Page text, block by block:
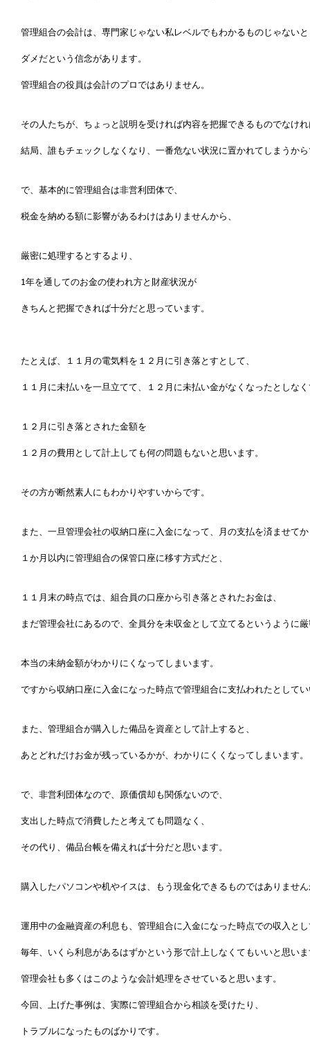
管理組合の会計は、専門家じゃない私レベルでもわかるものじゃないと
ダメだという信念があります。
管理組合の役員は会計のプロではありません。
その人たちが、ちょっと説明を受ければ内容を把握できるものでなけ
結局、誰もチェックしなくなり、一番危ない状況に置かれてしまうか
で、基本的に管理組合は非営利団体で、
税金を納める額に影響があるわけはありませんから、
厳密に処理するとするより、
1年を通してのお金の使われ方と財産状況が
きちんと把握できれば十分だと思っています。
たとえば、１１月の電気料を１２月に引き落とすとして、
１１月に未払いを一旦立てて、１２月に未払い金がなくなったとしな
１２月に引き落とされた金額を
１２月の費用として計上しても何の問題もないと思います。
その方が断然素人にもわかりやすいからです。
また、一旦管理会社の収納口座に入金になって、月の支払を済ませて
１か月以内に管理組合の保管口座に移す方式だと、
１１月末の時点では、組合員の口座から引き落とされたお金は、
まだ管理会社にあるので、全員分を未収金として立てるというように
本当の未納金額がわかりにくなってしまいます。
ですから収納口座に入金になった時点で管理組合に支払われたとして
また、管理組合が購入した備品を資産として計上すると、
あとどれだけお金が残っているかが、わかりにくくなってしまいます。
で、非営利団体なので、原価償却も関係ないので、
支出した時点で消費したと考えても問題なく、
その代り、備品台帳を備えれば十分だと思います。
購入したパソコンや机やイスは、もう現金化できるものではありませ
運用中の金融資産の利息も、管理組合に入金になった時点での収入と
毎年、いくら利息があるはずかという形で計上しなくてもいいと思い
管理会社も多くはこのような会計処理をさせていると思います。
今回、上げた事例は、実際に管理組合から相談を受けたり、
トラブルになったものばかりです。